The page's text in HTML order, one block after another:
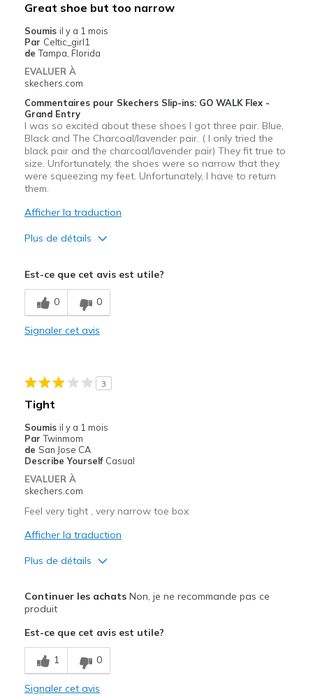
Great shoe but too narrow
Soumis il y a 1 mois
Par Celtic_girl1
de Tampa, Florida
EVALUER À
skechers.com
Commentaires pour Skechers Slip-ins: GO WALK Flex -
Grand Entry
I was so excited about these shoes I got three pair. Blue,
Black and The Charcoal/lavender pair. ( I only tried the
black pair and the charcoal/lavender pair) They fit true to
size. Unfortunately, the shoes were so narrow that they
were squeezing my feet. Unfortunately, I have to return
them.
Afficher la traduction
Plus de détails
Comfortable
View On Shoes
I'm Into Shoes
Est-ce que cet avis est utile?
0 0
Signaler cet avis
3
Tight
Soumis il y a 1 mois
Par Twinmom
de San Jose CA
Describe Yourself Casual
EVALUER À
skechers.com
Feel very tight , very narrow toe box
Afficher la traduction
Plus de détails
Attractive Design
Stylish
Le contre
Need Break In
Continuer les achatsNon, je ne recommande pas ce
produit
Est-ce que cet avis est utile?
1 0
Signaler cet avis